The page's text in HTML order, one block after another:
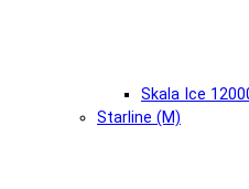
Skala Ice
Starline (М)